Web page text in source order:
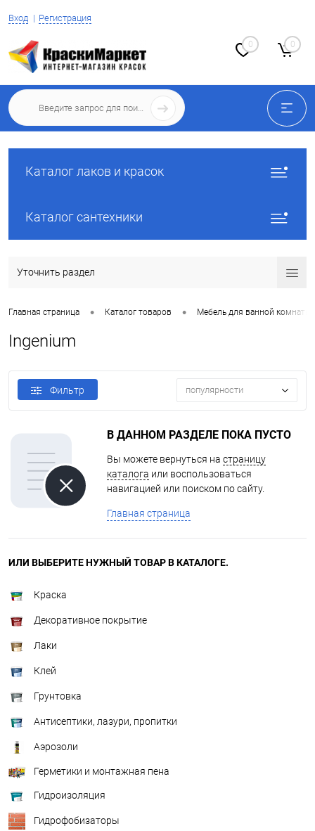
Вход Регистрация
0 0
Каталог лаков и красок
Каталог сантехники
Уточнить раздел
Главная страница • Каталог товаров • Мебель для ванной комнаты
Ingenium
Фильтр популярности
В ДАННОМ РАЗДЕЛЕ ПОКА ПУСТО
Вы можете вернуться на страницу
каталога или воспользоваться
навигацией или поиском по сайту.
Главная страница
ИЛИ ВЫБЕРИТЕ НУЖНЫЙ ТОВАР В КАТАЛОГЕ.
Краска
Декоративное покрытие
Лаки
Клей
Грунтовка
Антисептики, лазури, пропитки
Аэрозоли
Герметики и монтажная пена
Гидроизоляция
Гидрофобизаторы